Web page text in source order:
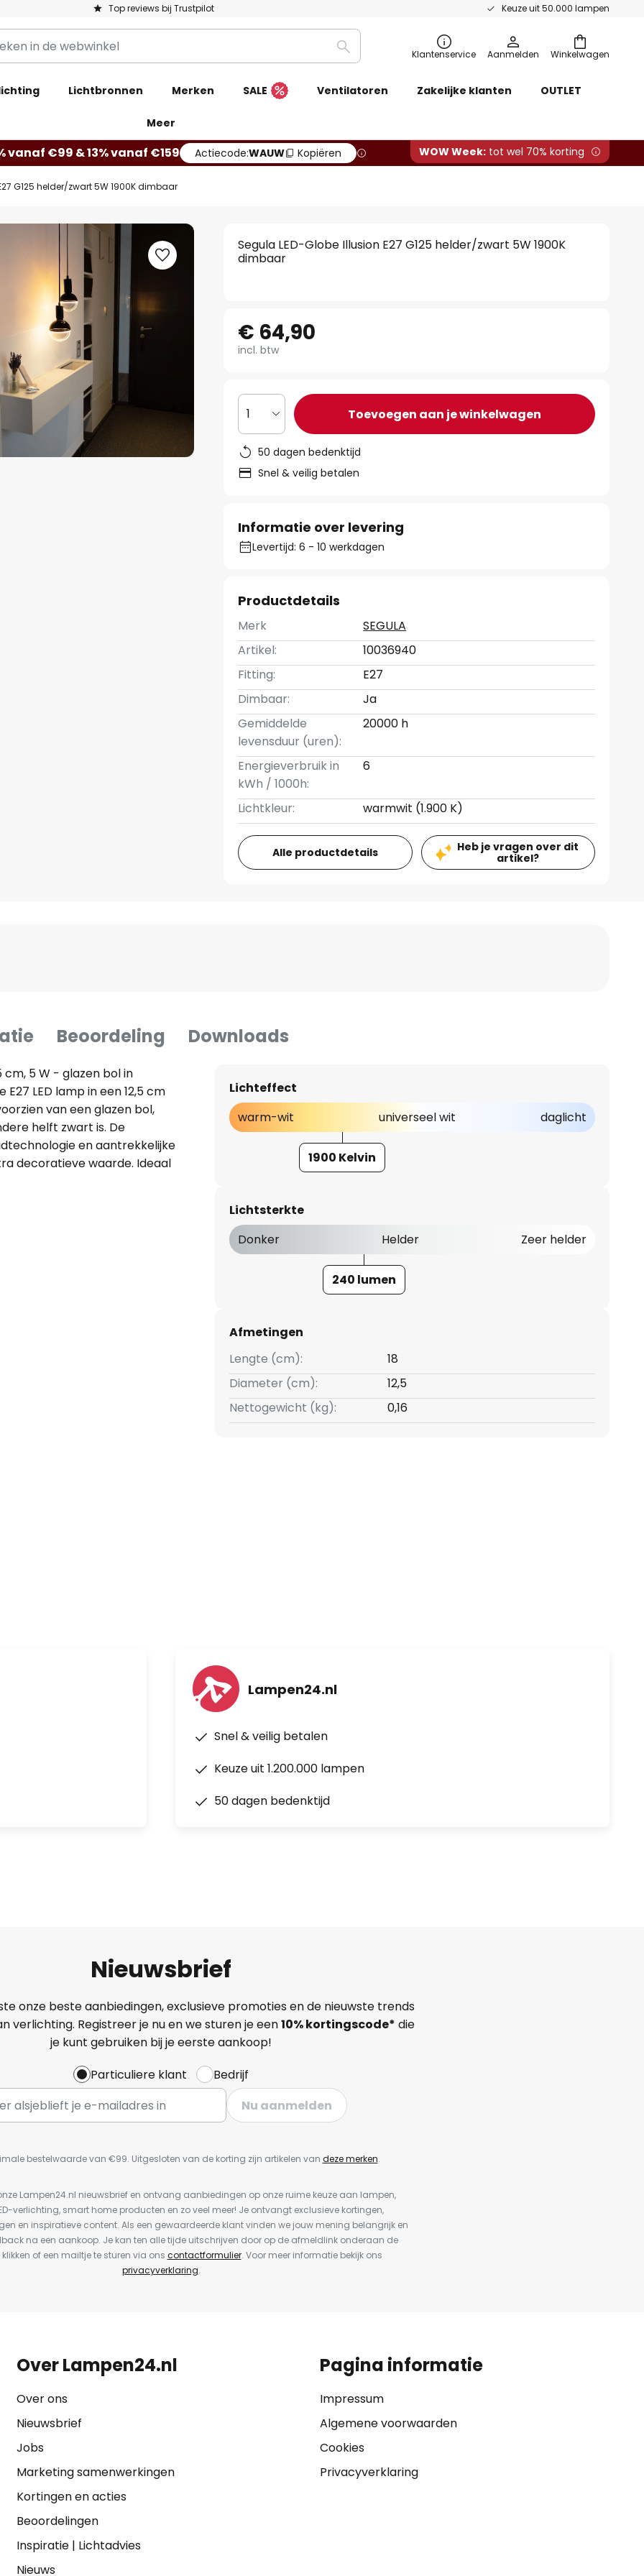
Top reviews bij Trustpilot Keuze uit 50.000 lampen
Winkelwagen
Zoeken Klantenservice Aanmelden
Lichtbronnen Merken SALE Ventilatoren Zakelijke klanten OUTLET
Meer
vanaf €99 & 13% vanaf €159 Actiecode:WAUW Kopiëren WOW Week: tot wel 70% korting
G125 helder/zwart 5W 1900K dimbaar
Segula LED-Globe Illusion E27 G125 helder/zwart 5W 1900K
dimbaar
€ 64,90
incl. btw
1 Toevoegen aan je winkelwagen
50 dagen bedenktijd
Snel & veilig betalen
Informatie over levering
Levertijd: 6 - 10 werkdagen
Productdetails
Merk
SEGULA
Artikel:
10036940
Fitting:
E27
Dimbaar:
Ja
Gemiddelde
levensduur (uren):
20000 h
Energieverbruik in
kWh / 1000h:
6
Lichtkleur: warmwit (1.900 K)
Alle productdetails
Heb je vragen over dit
artikel?
Beoordeling Downloads
cm, 5 W - glazen bol in
LED lamp in een 12,5 cm
van een glazen bol,
helft zwart is. De
en aantrekkelijke
decoratieve waarde. Ideaal
lamphouderarmaturen -
Lichteffect
warm-wit
universeel wit daglicht
1900 Kelvin
Lichtsterkte
Donker
Helder Zeer helder
240 lumen
Afmetingen
Lengte (cm):
18
Diameter (cm):
12,5
Nettogewicht (kg):
0,16
Lampen24.nl
Snel & veilig betalen
Keuze uit 1.200.000 lampen
50 dagen bedenktijd
Nieuwsbrief
onze beste aanbiedingen, exclusieve promoties en de nieuwste trends
verlichting. Registreer je nu en we sturen je een10% kortingscode* die
je kunt gebruiken bij je eerste aankoop!
Particuliere klant
Bedrijf
Nu aanmelden
bestelwaarde van €99. Uitgesloten van de korting zijn artikelen van deze merken.
Lampen24.nl nieuwsbrief en ontvang aanbiedingen op onze ruime keuze aan lampen,
verlichting, smart home producten en zo veel meer! Je ontvangt exclusieve kortingen,
en inspiratieve content. Als een gewaardeerde klant vinden we jouw mening belangrijk en
na een aankoop. Je kan ten alle tijde uitschrijven door op de afmeldlink onderaan de
of een mailtje te sturen via ons contactformulier. Voor meer informatie bekijk ons
privacyverklaring.
Over Lampen24.nl
Over ons
Nieuwsbrief
Jobs
Marketing samenwerkingen
Kortingen en acties
Beoordelingen
Inspiratie| Lichtadvies
Nieuws
Pagina informatie
Impressum
Algemene voorwaarden
Cookies
Privacyverklaring